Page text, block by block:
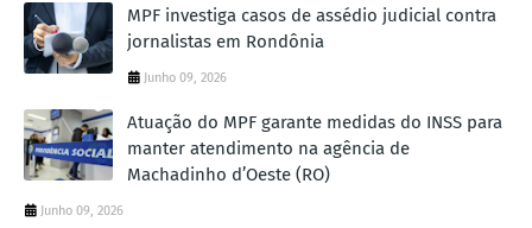
MPF investiga casos de assédio judicial contra
jornalistas em Rondônia
Junho 09, 2026
Atuação do MPF garante medidas do INSS para
manter atendimento na agência de
Machadinho d’Oeste (RO)
Junho 09, 2026